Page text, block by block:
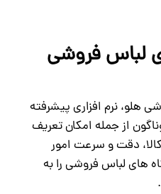
لباس فروشی
هلو، نرم‌ افزاری پیشرفته
از جمله امکان تعریف
دقت و سرعت امور
های لباس فروشی را به‌